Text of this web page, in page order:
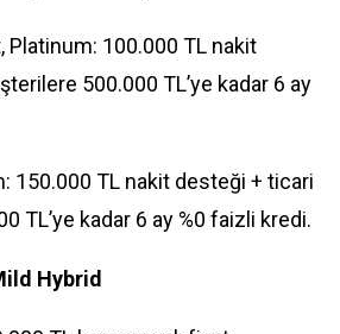
Platinum: 100.000 TL nakit
500.000 TL’ye kadar 6 ay
150.000 TL nakit desteği + ticari
TL’ye kadar 6 ay %0 faizli kredi.
Hybrid